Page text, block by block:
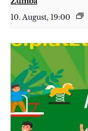
10. August, 19:00